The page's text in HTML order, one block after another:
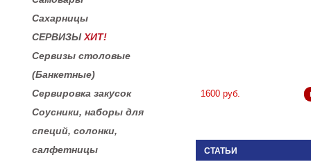
Сахарницы
СЕРВИЗЫ ХИТ!
Сервизы столовые
(Банкетные)
Сервировка закусок
Соусники, наборы для
специй, солонки,
салфетницы
1600 руб.
СТАТЬИ